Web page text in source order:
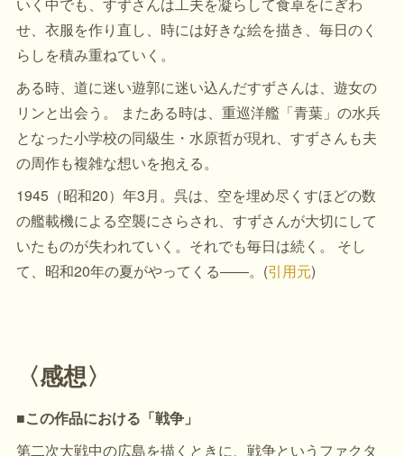
せ、衣服を作り直し、時には好きな絵を描き、毎日のく
らしを積み重ねていく。
ある時、道に迷い遊郭に迷い込んだすずさんは、遊女の
リンと出会う。 またある時は、重巡洋艦「青葉」の水兵
となった小学校の同級生・水原哲が現れ、すずさんも夫
の周作も複雑な想いを抱える。
1945（昭和20）年3月。呉は、空を埋め尽くすほどの数
の艦載機による空襲にさらされ、すずさんが大切にして
いたものが失われていく。それでも毎日は続く。 そし
て、昭和20年の夏がやってくる――。(引用元)
〈感想〉
■この作品における「戦争」
第二次大戦中の広島を描くときに、戦争というファクタ